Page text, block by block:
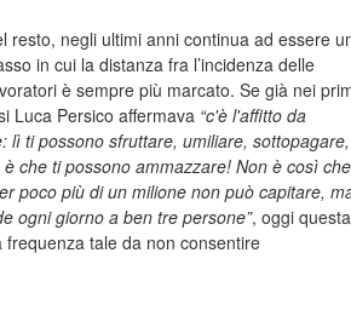
resto, negli ultimi anni continua ad essere
in cui la distanza fra l’incidenza delle
è sempre più marcato. Se già nei
Luca Persico affermava “c'è l'affitto da
lì ti possono sfruttare, umiliare, sottopagare,
che ti possono ammazzare! Non è così che
poco più di un milione non può capitare,
ogni giorno a ben tre persone”, oggi questa
tale da non consentire